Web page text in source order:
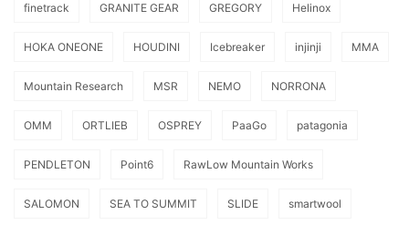
finetrack GRANITE GEAR GREGORY Helinox
HOKA ONEONE HOUDINI Icebreaker injinji MMA
Mountain Research MSR NEMO NORRONA
OMM ORTLIEB OSPREY PaaGo patagonia
PENDLETON Point6 RawLow Mountain Works
SALOMON SEA TO SUMMIT SLIDE smartwool